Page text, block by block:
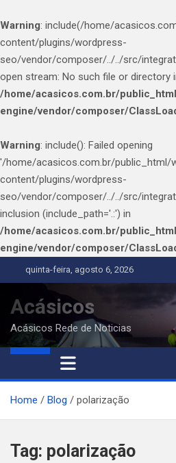
Warning: include(/home/
content/plugins/wordpress-
seo/vendor/composer/../../src/
open stream: No such file or directory
/home/acasicos.com.br/
engine/vendor/composer/
Warning: include(): Failed opening
'/home/acasicos.com.br/public_html/
content/plugins/wordpress-
seo/vendor/composer/../../src/
inclusion (include_path='.:') in
/home/acasicos.com.br/
engine/vendor/composer/
to
content
quinta-feira, agosto 6, 2026
Acásicos
Acásicos Rede de Noticias
Home Blog polarização
Tag: polarização